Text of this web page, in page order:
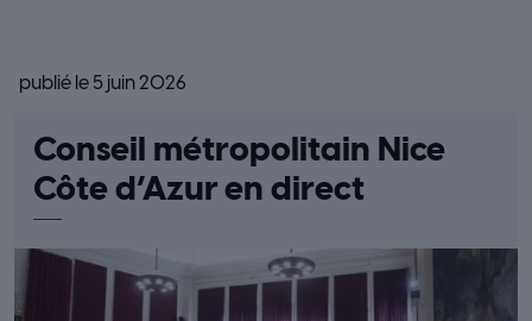
publié le 5 juin 2026
Conseil métropolitain Nice
Côte d’Azur en direct